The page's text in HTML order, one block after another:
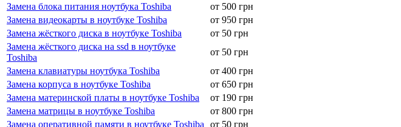
Замена блока питания ноутбука Toshiba
от 500 грн
Замена видеокарты в ноутбуке Toshiba
от 950 грн
Замена жёсткого диска в ноутбуке Toshiba
от 50 грн
Замена жёсткого диска на ssd в ноутбуке
Toshiba
от 50 грн
Замена клавиатуры ноутбука Toshiba
от 400 грн
Замена корпуса в ноутбуке Toshiba
от 650 грн
Замена материнской платы в ноутбуке Toshiba
от 190 грн
Замена матрицы в ноутбуке Toshiba
от 800 грн
Замена оперативной памяти в ноутбуке Toshiba
от 50 грн